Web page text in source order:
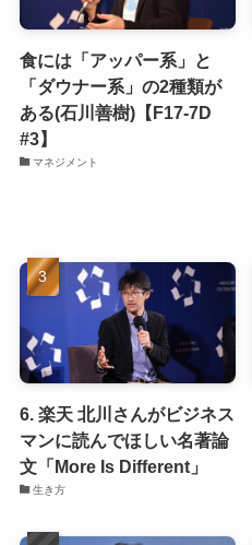
食には「アッパー系」と
「ダウナー系」の2種類が
ある(石川善樹)【F17-7D
#3】
マネジメント
6. 楽天 北川さんがビジネス
マンに読んでほしい名著論
文「More Is Different」
生き方